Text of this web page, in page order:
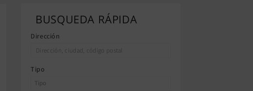
BUSQUEDA RÁPIDA
Dirección
Tipo